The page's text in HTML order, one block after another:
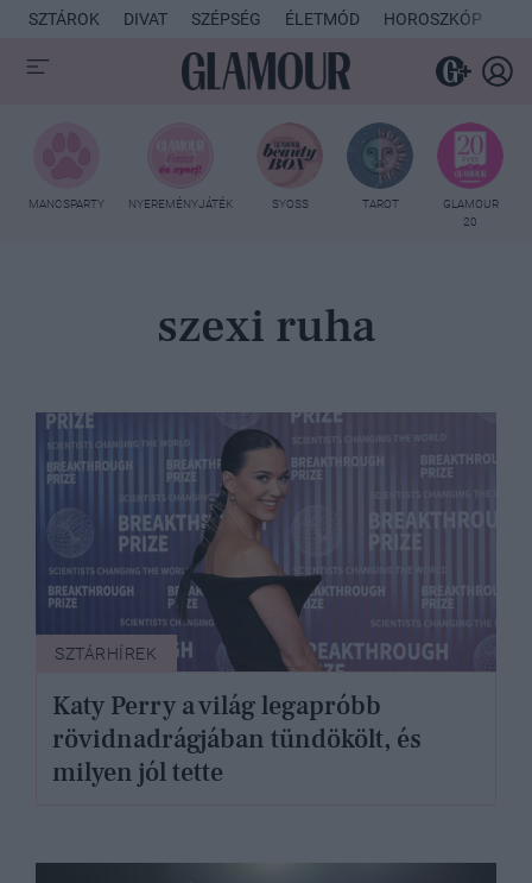
SZTÁROK DIVAT SZÉPSÉG ÉLETMÓD HOROSZKÓP
MANCSPARTY NYEREMÉNYJÁTÉK SYOSS TAROT
GLAMOUR
20
szexi ruha
SZTÁRHÍREK
Katy Perry a világ legapróbb
rövidnadrágjában tündökölt, és
milyen jól tette